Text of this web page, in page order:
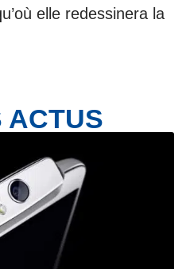
elle redessinera la
ACTUS